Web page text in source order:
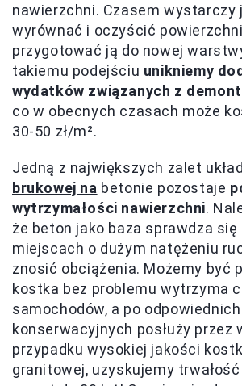
nawierzchni. Czasem wystarczy
wyrównać i oczyścić
przygotować ją do nowej
takiemu podejściu unikniemy
wydatków związanych z
co w obecnych czasach może
30-50 zł/m².
Jedną z największych zalet
brukowej na betonie pozostaje
wytrzymałości nawierzchni.
że beton jako baza sprawdza się
miejscach o dużym natężeniu
znosić obciążenia. Możemy być
kostka bez problemu wytrzyma
samochodów, a po
konserwacyjnych posłuży przez
przypadku wysokiej jakości
granitowej, uzyskujemy